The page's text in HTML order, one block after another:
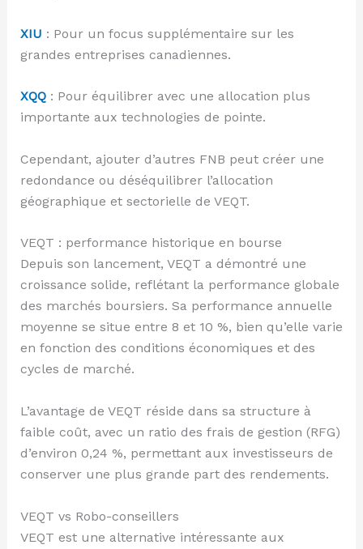
XIU : Pour un focus supplémentaire sur les
grandes entreprises canadiennes.
XQQ: Pour équilibrer avec une allocation plus
importante aux technologies de pointe.
Cependant, ajouter d’autres FNB peut créer une
redondance ou déséquilibrer l’allocation
géographique et sectorielle de VEQT.
VEQT : performance historique en bourse
Depuis son lancement, VEQT a démontré une
croissance solide, reflétant la performance globale
des marchés boursiers. Sa performance annuelle
moyenne se situe entre 8 et 10 %, bien qu’elle varie
en fonction des conditions économiques et des
cycles de marché.
L’avantage de VEQT réside dans sa structure à
faible coût, avec un ratio des frais de gestion (RFG)
d’environ 0,24 %, permettant aux investisseurs de
conserver une plus grande part des rendements.
VEQT vs Robo-conseillers
VEQT est une alternative intéressante aux